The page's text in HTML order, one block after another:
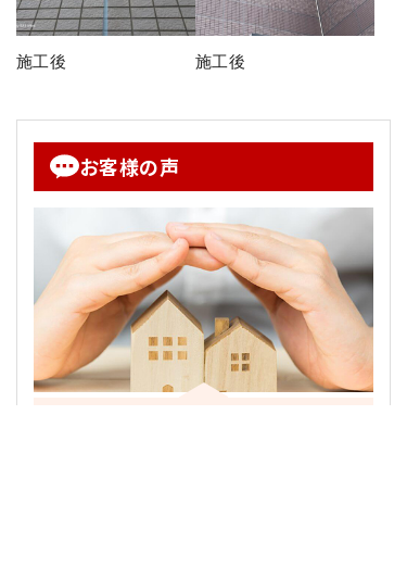
施工後 施工後
お客様の声